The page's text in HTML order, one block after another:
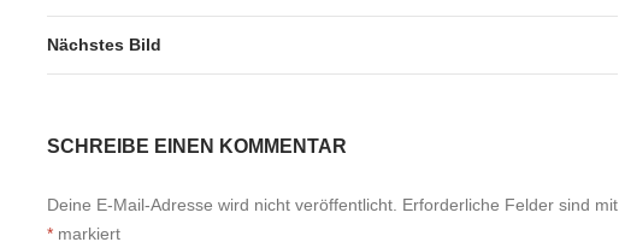
Nächstes Bild
SCHREIBE EINEN KOMMENTAR
Deine E-Mail-Adresse wird nicht veröffentlicht. Erforderliche Felder sind mit
* markiert